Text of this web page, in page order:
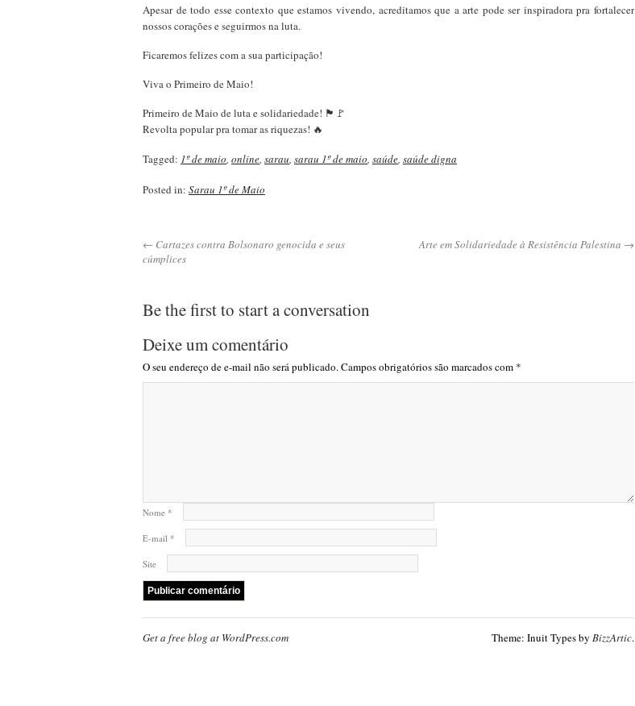
Apesar de todo esse contexto que estamos vivendo, acreditamos que a arte pode ser inspiradora pra fortalecer
nossos corações e seguirmos na luta.
Ficaremos felizes com a sua participação!
Viva o Primeiro de Maio!
Primeiro de Maio de luta e solidariedade! 🏴🚩
Revolta popular pra tomar as riquezas! 🔥
Tagged: 1º de maio, online, sarau, sarau 1º de maio, saúde, saúde digna
Posted in: Sarau 1º de Maio
← Cartazes contra Bolsonaro genocida e seus
cúmplices
Arte em Solidariedade à Resistência Palestina →
Be the first to start a conversation
Deixe um comentário
O seu endereço de e-mail não será publicado.Campos obrigatórios são marcados com *
Nome *
E-mail *
Site
Get a free blog at WordPress.com Theme: Inuit Types by BizzArtic.